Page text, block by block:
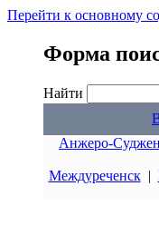
Перейти к основному
Форма
Найти
Анжеро-
Междуреченск|